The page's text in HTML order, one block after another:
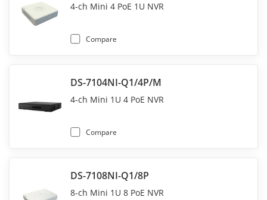
4-ch Mini 4 PoE 1U NVR
Compare
DS-7104NI-Q1/4P/M
4-ch Mini 1U 4 PoE NVR
Compare
DS-7108NI-Q1/8P
8-ch Mini 1U 8 PoE NVR